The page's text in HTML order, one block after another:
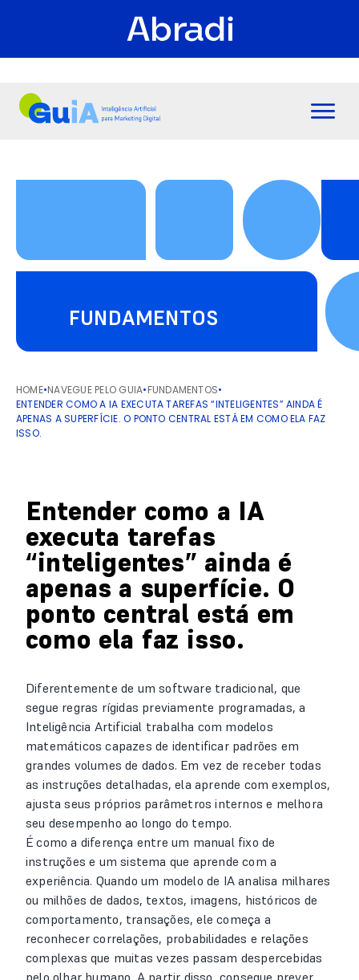
FUNDAMENTOS
HOME•NAVEGUE PELO GUIA•FUNDAMENTOS•
ENTENDER COMO A IA EXECUTA TAREFAS “INTELIGENTES” AINDA É
APENAS A SUPERFÍCIE. O PONTO CENTRAL ESTÁ EM COMO ELA FAZ
ISSO.
Entender como a IA
executa tarefas
“inteligentes” ainda é
apenas a superfície. O
ponto central está em
como ela faz isso.
Diferentemente de um software tradicional, que
segue regras rígidas previamente programadas, a
Inteligência Artificial trabalha com modelos
matemáticos capazes de identificar padrões em
grandes volumes de dados. Em vez de receber todas
as instruções detalhadas, ela aprende com exemplos,
ajusta seus próprios parâmetros internos e melhora
seu desempenho ao longo do tempo.
É como a diferença entre um manual fixo de
instruções e um sistema que aprende com a
experiência. Quando um modelo de IA analisa milhares
ou milhões de dados, textos, imagens, históricos de
comportamento, transações, ele começa a
reconhecer correlações, probabilidades e relações
complexas que muitas vezes passam despercebidas
pelo olhar humano. A partir disso, consegue prever